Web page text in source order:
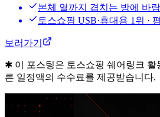
본체 열까지 겹치는 방에 바람
토스쇼핑 USB·휴대용 1위 ·
보러가기
✱ 이 포스팅은 토스쇼핑 쉐어링크 활
른 일정액의 수수료를 제공받습니다.